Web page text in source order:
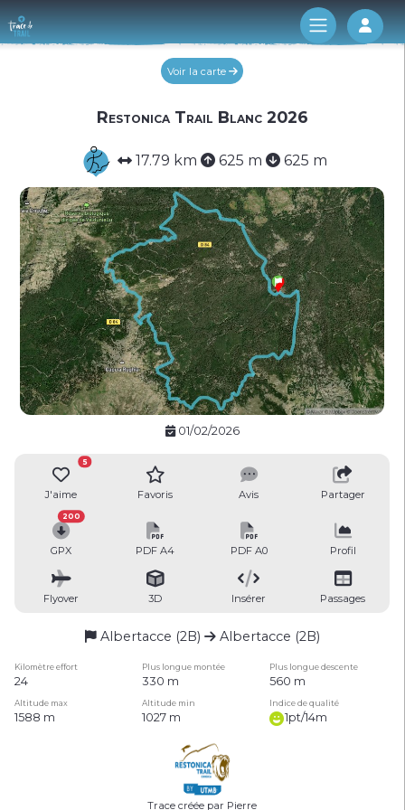
Log
Voir la carte
Restonica Trail Blanc 2026
17.79 km 625 m 625 m
01/02/2026
J'aime
5
Favoris Avis Partager
GPX
200
PDF A4 PDF A0 Profil
Flyover 3D Insérer Passages
Albertacce (2B) Albertacce (2B)
Kilomètre effort Plus longue montée Plus longue descente
24 330 m 560 m
Altitude max Altitude min Indice de qualité
1588 m 1027 m 1pt/14m
Trace créée par Pierre